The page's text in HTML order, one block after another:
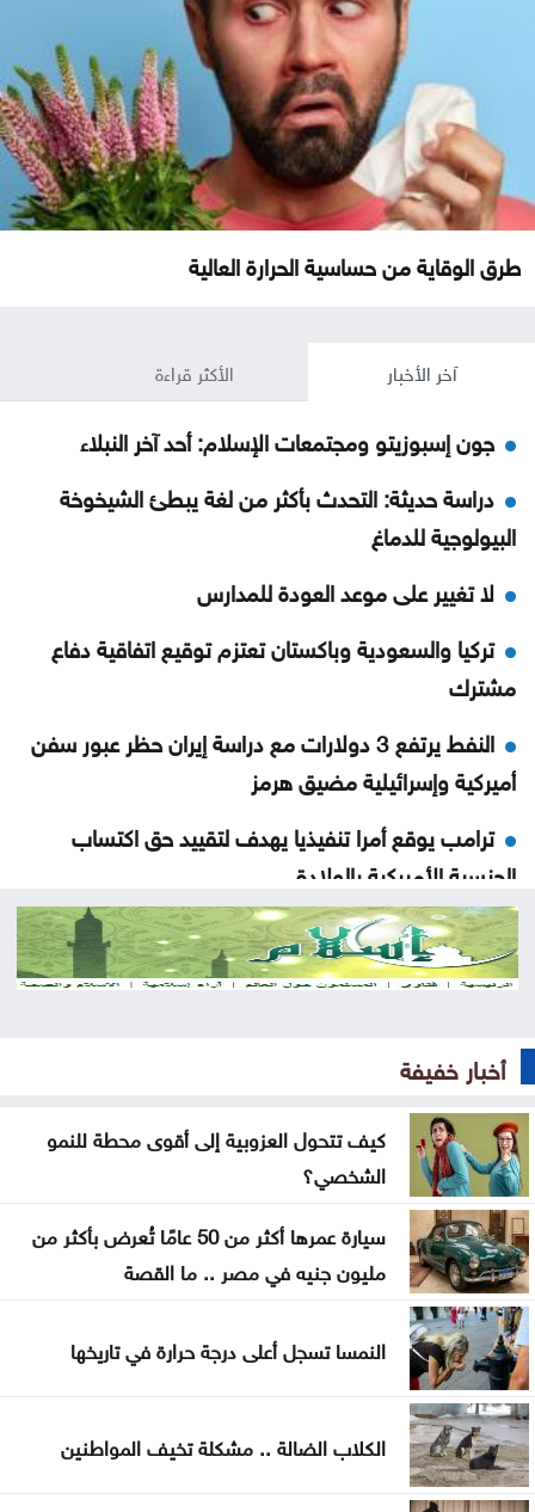
طرق الوقاية من حساسية الحرارة العالية
آخر الأخبار الأكثر قراءة
جون إسبوزيتو ومجتمعات الإسلام: أحد آخر النبلاء
دراسة حديثة: التحدث بأكثر من لغة يبطئ الشيخوخة
البيولوجية للدماغ
لا تغيير على موعد العودة للمدارس
تركيا والسعودية وباكستان تعتزم توقيع اتفاقية دفاع
مشترك
النفط يرتفع 3 دولارات مع دراسة إيران حظر عبور سفن
أميركية وإسرائيلية مضيق هرمز
ترامب يوقع أمرا تنفيذيا يهدف لتقييد حق اكتساب
الجنسية الأميركية بالولادة
التحالف بقيادة السعودية: إصابة 11 مدنيا في نجران جراء
هجمات حوثية
الشيباني: زعزعة الأمن لن تثنينا عن المضي في مسار
التعافي وبناء الدولة
ترامب: أعتقد أن حرب إيران ستنتهي قريبا جدا
بلدية جرش الكبرى: تكليف الحوامدة مديراً لدائرة
الخدمات العامة
المواطنN
500 ألف دينار لدعم مشاريع البنية التحتية في الوسطية
بشيكطاش يعود من التشيك بفوز ثمين في ذهاب
أخبار خفيفة
كيف تتحول العزوبية إلى أقوى محطة للنمو
الشخصي؟
سيارة عمرها أكثر من 50 عامًا تُعرض بأكثر من
مليون جنيه في مصر .. ما القصة
النمسا تسجل أعلى درجة حرارة في تاريخها
الكلاب الضالة .. مشكلة تخيف المواطنين